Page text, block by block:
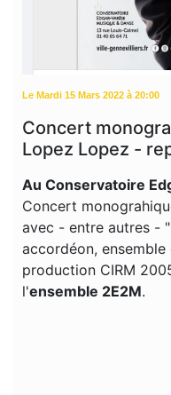
Le Mardi 15 Mars 2022 à 20:00
Concert
Lopez Lopez -
Au Conservatoire
Concert
avec - entre autres - "
accordéon,
production CIRM
l'ensemble 2E2M.